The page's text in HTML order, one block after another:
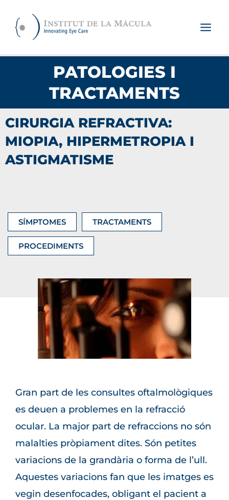
contingut
PATOLOGIES I
TRACTAMENTS
CIRURGIA REFRACTIVA:
MIOPIA, HIPERMETROPIA I
ASTIGMATISME
SÍMPTOMES TRACTAMENTS
PROCEDIMENTS
Gran part de les consultes oftalmològiques
es deuen a problemes en la refracció
ocular. La major part de refraccions no són
malalties pròpiament dites. Són petites
variacions de la grandària o forma de l’ull.
Aquestes variacions fan que les imatges es
vegin desenfocades, obligant el pacient a